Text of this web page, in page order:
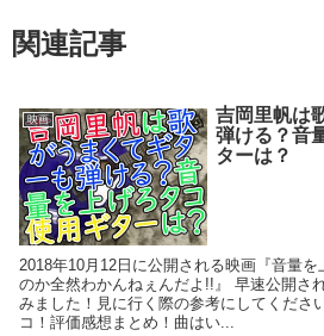
関連記事
映画
吉岡里帆は
弾ける？音
ターは？
2018年10月12日に公開される映画『音量
のか全然わかんねぇんだよ!!』 早速公開さ
みました！見に行く際の参考にしてくださ
コ！評価感想まとめ！曲はい...